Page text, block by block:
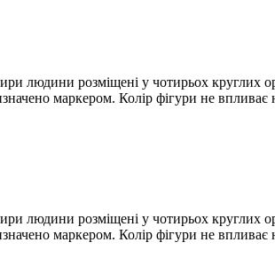
людини розміщені у чотирьох круглих
маркером. Колір фігури не впливає
людини розміщені у чотирьох круглих
маркером. Колір фігури не впливає